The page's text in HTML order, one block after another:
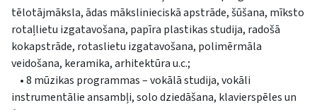
tēlotājmāksla, ādas mākslinieciskā apstrāde, šūšana, mīksto
rotaļlietu izgatavošana, papīra plastikas studija, radošā
kokapstrāde, rotaslietu izgatavošana, polimērmāla
veidošana, keramika, arhitektūra u.c.;
• 8 mūzikas programmas – vokālā studija, vokāli
instrumentālie ansambļi, solo dziedāšana, klavierspēles un